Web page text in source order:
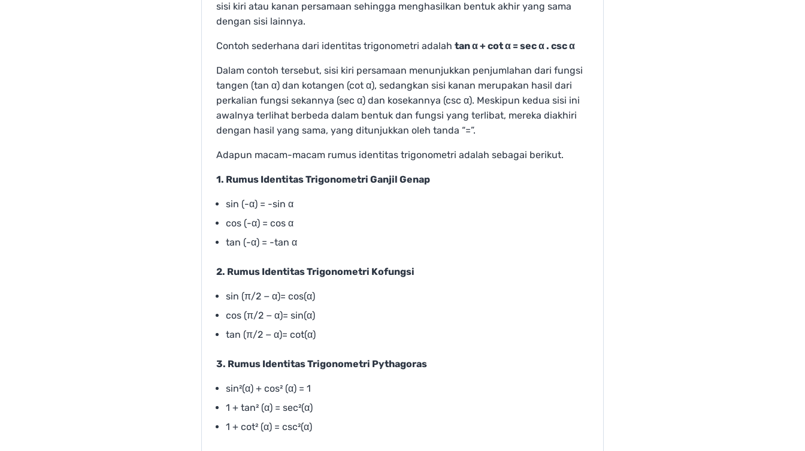
sisi kiri atau kanan persamaan sehingga menghasilkan bentuk akhir yang sama
dengan sisi lainnya.
Contoh sederhana dari identitas trigonometri adalah tan α + cot α = sec α . csc α
Dalam contoh tersebut, sisi kiri persamaan menunjukkan penjumlahan dari fungsi
tangen (tan α) dan kotangen (cot α), sedangkan sisi kanan merupakan hasil dari
perkalian fungsi sekannya (sec α) dan kosekannya (csc α). Meskipun kedua sisi ini
awalnya terlihat berbeda dalam bentuk dan fungsi yang terlibat, mereka diakhiri
dengan hasil yang sama, yang ditunjukkan oleh tanda “=”.
Adapun macam-macam rumus identitas trigonometri adalah sebagai berikut.
1. Rumus Identitas Trigonometri Ganjil Genap
sin (-α) = -sin α
cos (-α) = cos α
tan (-α) = -tan α
2. Rumus Identitas Trigonometri Kofungsi
sin (π/2 − α)= cos(α)
cos (π/2 − α)= sin(α)
tan (π/2 − α)= cot(α)
3. Rumus Identitas Trigonometri Pythagoras
sin²(α) + cos² (α) = 1
1 + tan² (α) = sec²(α)
1 + cot² (α) = csc²(α)